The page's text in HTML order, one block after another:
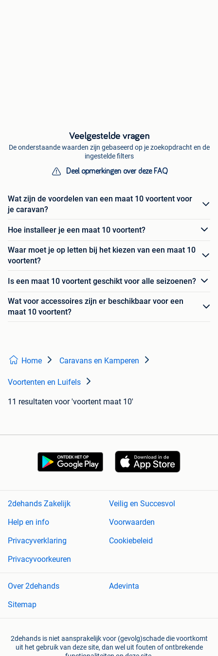
Veelgestelde vragen
De onderstaande waarden zijn gebaseerd op je zoekopdracht en de
ingestelde filters
Deel opmerkingen over deze FAQ
Wat zijn de voordelen van een maat 10 voortent voor
je caravan?
Hoe installeer je een maat 10 voortent?
Waar moet je op letten bij het kiezen van een maat 10
voortent?
Is een maat 10 voortent geschikt voor alle seizoenen?
Wat voor accessoires zijn er beschikbaar voor een
maat 10 voortent?
Home Caravans en Kamperen
Voortenten en Luifels
11 resultaten voor 'voortent maat 10'
2dehands Zakelijk
Veilig en Succesvol
Help en info
Voorwaarden
Privacyverklaring
Cookiebeleid
Privacyvoorkeuren
Over 2dehands
Adevinta
Sitemap
2dehands is niet aansprakelijk voor (gevolg)schade die voortkomt
uit het gebruik van deze site, dan wel uit fouten of ontbrekende